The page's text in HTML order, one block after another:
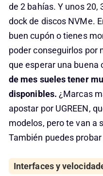
de 2 bahías. Y unos 20,
dock de discos NVMe.
buen cupón o tienes
poder conseguirlos por
que esperar una
de mes sueles tener
disponibles.¿Marcas
apostar por UGREEN,
modelos, pero te van a
También puedes probar
Interfaces y